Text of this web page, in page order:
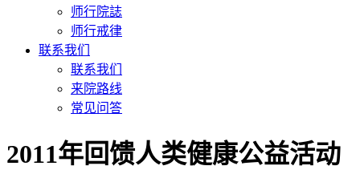
师行院誌
师行戒律
联系我们
联系我们
来院路线
常见问答
2011年回馈人类健康公益活动